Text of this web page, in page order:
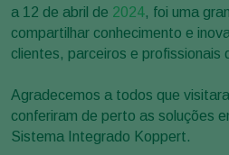
a 12 de abril de 2024, foi uma
compartilhar conhecimento e
clientes, parceiros e profissionais
Agradecemos a todos que
conferiram de perto as soluções
Sistema Integrado Koppert.